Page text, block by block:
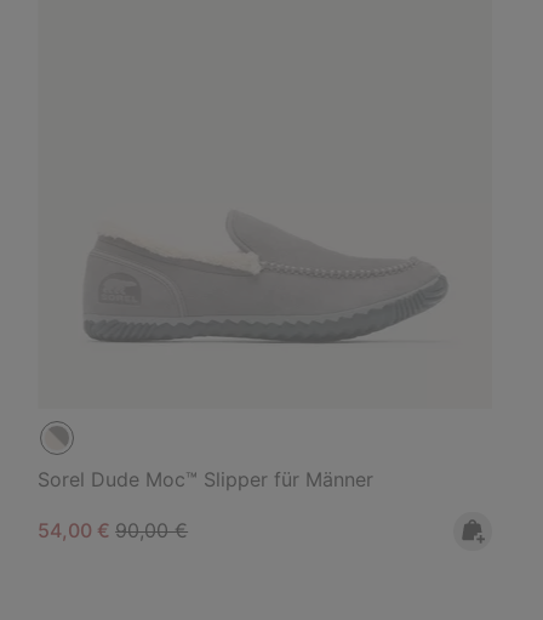
Sorel Dude Moc™ Slipper für Männer
Sale price:
54,00 €Regular price:
90,00 €